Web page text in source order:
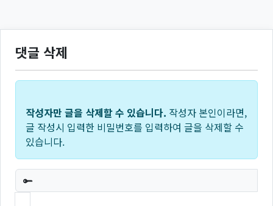
댓글 삭제
작성자만 글을 삭제할 수 있습니다. 작성자 본인이라면,
글 작성시 입력한 비밀번호를 입력하여 글을 삭제할 수
있습니다.
필수